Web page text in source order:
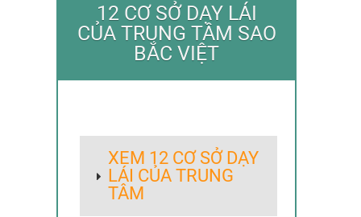
12 CƠ SỞ DẠY LÁI
CỦA TRUNG TÂM SAO
BẮC VIỆT
XEM 12 CƠ SỞ DẠY
LÁI CỦA TRUNG
TÂM